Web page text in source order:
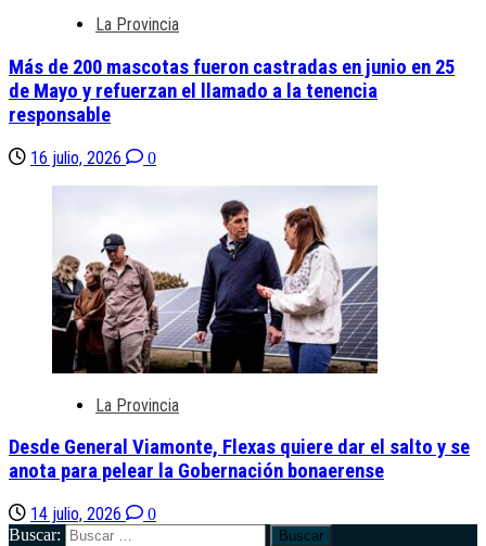
La Provincia
Más de 200 mascotas fueron castradas en junio en 25
de Mayo y refuerzan el llamado a la tenencia
responsable
16 julio, 2026 0
La Provincia
Desde General Viamonte, Flexas quiere dar el salto y se
anota para pelear la Gobernación bonaerense
14 julio, 2026
0
Buscar: